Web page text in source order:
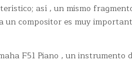
así , un mismo
compositor es muy
F51 Piano , un